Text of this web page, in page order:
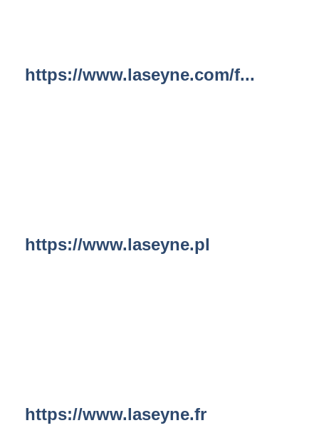
https://www.laseyne.com/f...
https://www.laseyne.pl
https://www.laseyne.fr